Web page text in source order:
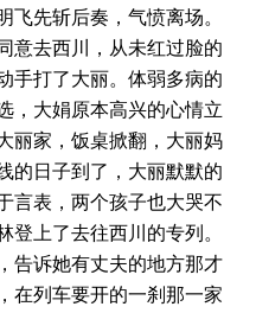
飞先斩后奏，气愤离场。
意去西川，从未红过脸的
手打了大丽。体弱多病的
，大娟原本高兴的心情立
丽家，饭桌掀翻，大丽妈
的日子到了，大丽默默的
言表，两个孩子也大哭不
登上了去往西川的专列。
告诉她有丈夫的地方那才
在列车要开的一刹那一家